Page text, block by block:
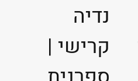
נדיה
קרישי |